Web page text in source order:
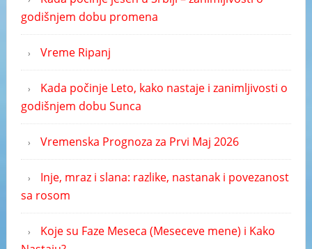
godišnjem dobu promena
Vreme Ripanj
Kada počinje Leto, kako nastaje i zanimljivosti o
godišnjem dobu Sunca
Vremenska Prognoza za Prvi Maj 2026
Inje, mraz i slana: razlike, nastanak i povezanost
sa rosom
Koje su Faze Meseca (Meseceve mene) i Kako